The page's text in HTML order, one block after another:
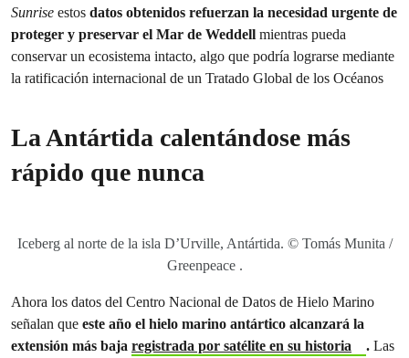
Sunrise estos datos obtenidos refuerzan la necesidad urgente de
proteger y preservar el Mar de Weddell mientras pueda
conservar un ecosistema intacto, algo que podría lograrse mediante
la ratificación internacional de un Tratado Global de los Océanos
La Antártida calentándose más
rápido que nunca
Iceberg al norte de la isla D’Urville, Antártida. © Tomás Munita /
Greenpeace .
Ahora los datos del Centro Nacional de Datos de Hielo Marino
señalan que este año el hielo marino antártico alcanzará la
extensión más baja registrada por satélite en su historia .Las